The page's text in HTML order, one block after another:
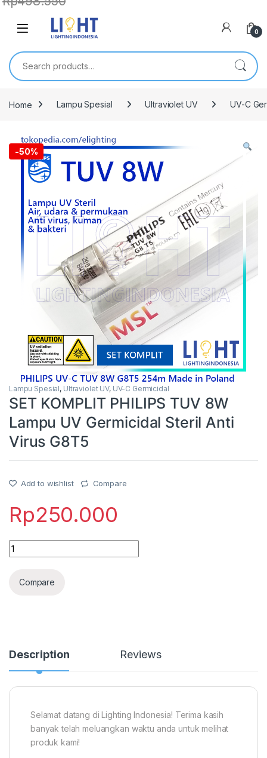
0
Search for:
Home Lampu Spesial Ultraviolet UV UV-C
-50%
Lampu Spesial, Ultraviolet UV, UV-C Germicidal
SET KOMPLIT PHILIPS TUV 8W
Lampu UV Germicidal Steril Anti
Virus G8T5
Add to wishlist Compare
Rp250.000
SET KOMPLIT PHILIPS TUV 8W Lampu UV Germicidal Steril
Compare
Description Reviews
Selamat datang di Lighting Indonesia! Terima kasih
banyak telah meluangkan waktu anda untuk melihat
produk kami!